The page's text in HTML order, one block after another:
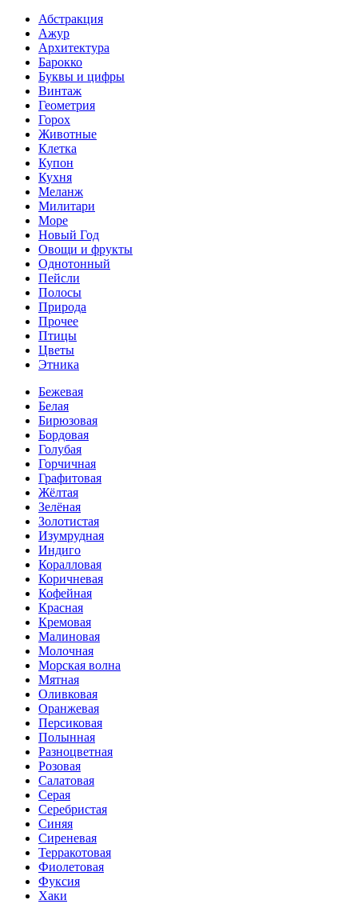
Абстракция
Ажур
Архитектура
Барокко
Буквы и цифры
Винтаж
Геометрия
Горох
Животные
Клетка
Купон
Кухня
Меланж
Милитари
Море
Новый Год
Овощи и фрукты
Однотонный
Пейсли
Полосы
Природа
Прочее
Птицы
Цветы
Этника
Бежевая
Белая
Бирюзовая
Бордовая
Голубая
Горчичная
Графитовая
Жёлтая
Зелёная
Золотистая
Изумрудная
Индиго
Коралловая
Коричневая
Кофейная
Красная
Кремовая
Малиновая
Молочная
Морская волна
Мятная
Оливковая
Оранжевая
Персиковая
Полынная
Разноцветная
Розовая
Салатовая
Серая
Серебристая
Синяя
Сиреневая
Терракотовая
Фиолетовая
Фуксия
Хаки